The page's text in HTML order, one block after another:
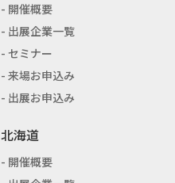
開催概要
出展企業一覧
セミナー
来場お申込み
出展お申込み
北海道
開催概要